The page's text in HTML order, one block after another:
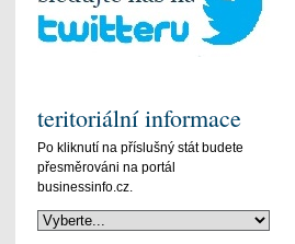
teritoriální informace
Po kliknutí na příslušný stát budete
přesměrováni na portál
businessinfo.cz.